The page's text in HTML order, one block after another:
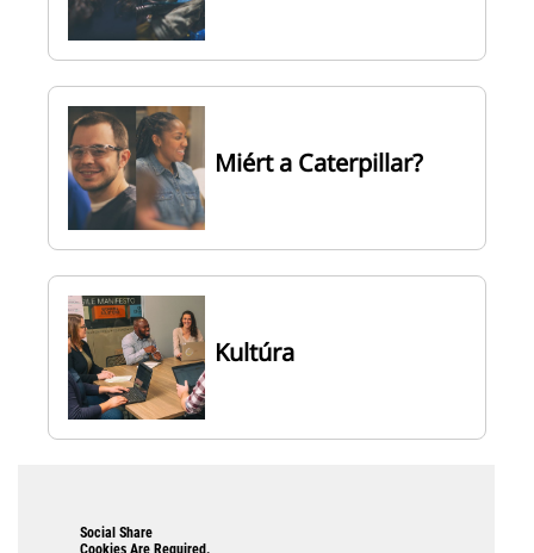
Miért a Caterpillar?
Kultúra
Social Share
Cookies Are Required.